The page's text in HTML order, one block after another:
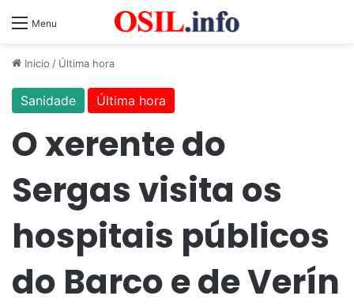
Menu
Inicio / Última hora
Sanidade Última hora
O xerente do
Sergas visita os
hospitais públicos
do Barco e de Verín